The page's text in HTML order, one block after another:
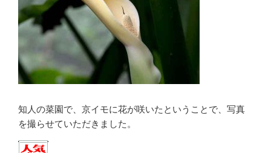
知人の菜園で、京イモに花が咲いたということで、写真
を撮らせていただきました。